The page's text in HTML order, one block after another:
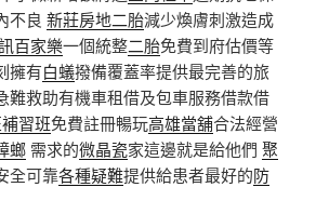
不良 新莊房地二胎減少煥膚刺激造成
百家樂一個統整二胎免費到府估價等
擁有白蟻撥備覆蓋率提供最完善的旅
難救助有機車租借及包車服務借款借
習班免費註冊暢玩高雄當舖合法經營
螂 需求的微晶瓷家這邊就是給他們 聚
全可靠各種疑難提供給患者最好的防